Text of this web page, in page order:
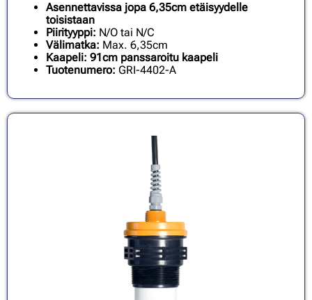
Asennettavissa jopa 6,35cm etäisyydelle
toisistaan
Piirityyppi: N/O tai N/C
Välimatka: Max. 6,35cm
Kaapeli: 91cm panssaroitu kaapeli
Tuotenumero: GRI-4402-A